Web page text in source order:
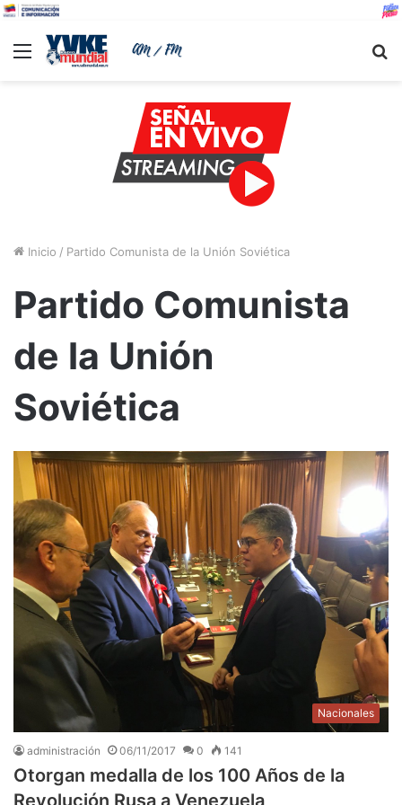
Menu
Inicio / Partido Comunista de la Unión Soviética
Partido Comunista
de la Unión
Soviética
Nacionales
administración 06/11/2017 0 141
Otorgan medalla de los 100 Años de la